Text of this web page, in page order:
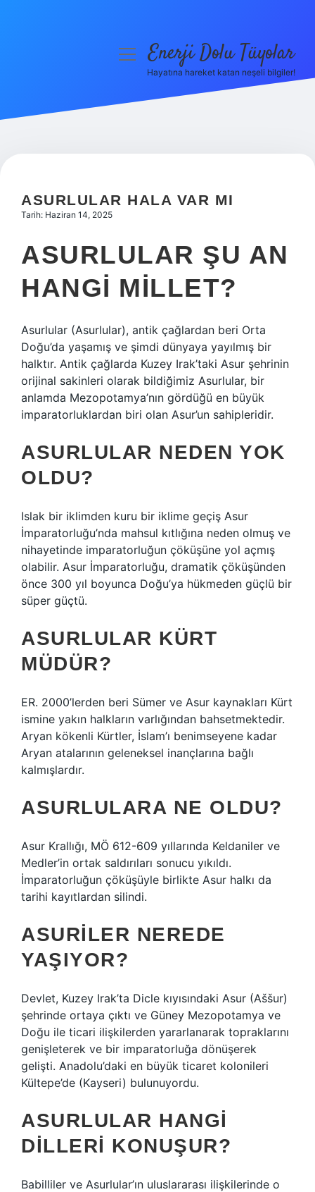
Hakkımızda
menüyüEnerji Dolu Tüyolar
Hayatına hareket katan neşeli bilgiler!
ASURLULAR HALA VAR MI
Tarih: Haziran 14, 2025
ASURLULAR ŞU AN
HANGI MILLET?
Asurlular (Asurlular), antik çağlardan beri Orta
Doğu’da yaşamış ve şimdi dünyaya yayılmış bir
halktır. Antik çağlarda Kuzey Irak’taki Asur şehrinin
orijinal sakinleri olarak bildiğimiz Asurlular, bir
anlamda Mezopotamya’nın gördüğü en büyük
imparatorluklardan biri olan Asur’un sahipleridir.
ASURLULAR NEDEN YOK
OLDU?
Islak bir iklimden kuru bir iklime geçiş Asur
İmparatorluğu’nda mahsul kıtlığına neden olmuş ve
nihayetinde imparatorluğun çöküşüne yol açmış
olabilir. Asur İmparatorluğu, dramatik çöküşünden
önce 300 yıl boyunca Doğu’ya hükmeden güçlü bir
süper güçtü.
ASURLULAR KÜRT
MÜDÜR?
ER. 2000’lerden beri Sümer ve Asur kaynakları Kürt
ismine yakın halkların varlığından bahsetmektedir.
Aryan kökenli Kürtler, İslam’ı benimseyene kadar
Aryan atalarının geleneksel inançlarına bağlı
kalmışlardır.
ASURLULARA NE OLDU?
Asur Krallığı, MÖ 612-609 yıllarında Keldaniler ve
Medler’in ortak saldırıları sonucu yıkıldı.
İmparatorluğun çöküşüyle ​​birlikte Asur halkı da
tarihi kayıtlardan silindi.
ASURILER NEREDE
YAŞIYOR?
Devlet, Kuzey Irak’ta Dicle kıyısındaki Asur (Aššur)
şehrinde ortaya çıktı ve Güney Mezopotamya ve
Doğu ile ticari ilişkilerden yararlanarak topraklarını
genişleterek ve bir imparatorluğa dönüşerek
gelişti. Anadolu’daki en büyük ticaret kolonileri
Kültepe’de (Kayseri) bulunuyordu.
ASURLULAR HANGI
DILLERI KONUŞUR?
Babilliler ve Asurlular’ın uluslararası ilişkilerinde o